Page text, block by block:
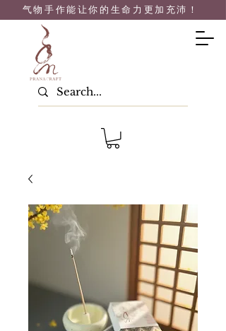
气物手作能让你的生命力 更加充沛！